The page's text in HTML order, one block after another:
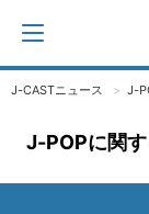
J-CASTニュース J-
J-POPに関